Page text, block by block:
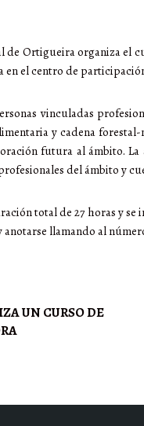
de Ortigueira organiza el
el centro de
vinculadas
y cadena
futura al ámbito.
del ámbito y
total de 27 horas y
llamando al
UN CURSO DE